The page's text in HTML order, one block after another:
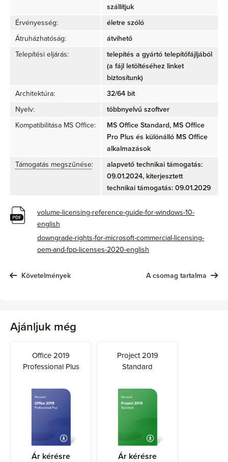
szállítjuk
Érvényesség:
életre szóló
Átruházhatóság:
átvihető
Telepítési eljárás:
telepítés a gyártó telepítőfájljából
(a fájl letöltéséhez linket
biztosítunk)
Architektúra:
32/64 bit
Nyelv:
többnyelvű szoftver
Kompatibilitása MS Office:
MS Office Standard, MS Office
Pro Plus és különálló MS Office
alkalmazások
Támogatás megszűnése:
alapvető technikai támogatás:
09.01.2024, kiterjesztett
technikai támogatás: 09.01.2029
volume-licensing-reference-guide-for-windows-10-
english
downgrade-rights-for-microsoft-commercial-licensing-
oem-and-fpp-licenses-2020-english
Követelmények A csomag tartalma
Ajánljuk még
Office 2019
Professional Plus
Ár kérésre
Project 2019
Standard
Ár kérésre